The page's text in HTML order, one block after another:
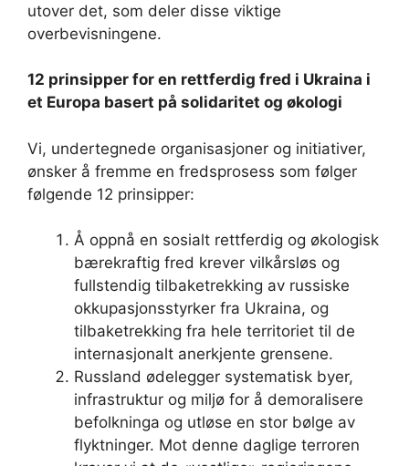
utover det, som deler disse viktige
overbevisningene.
12 prinsipper for en rettferdig fred i Ukraina i
et Europa basert på solidaritet og økologi
Vi, undertegnede organisasjoner og initiativer,
ønsker å fremme en fredsprosess som følger
følgende 12 prinsipper:
Å oppnå en sosialt rettferdig og økologisk
bærekraftig fred krever vilkårsløs og
fullstendig tilbaketrekking av russiske
okkupasjonsstyrker fra Ukraina, og
tilbaketrekking fra hele territoriet til de
internasjonalt anerkjente grensene.
Russland ødelegger systematisk byer,
infrastruktur og miljø for å demoralisere
befolkninga og utløse en stor bølge av
flyktninger. Mot denne daglige terroren